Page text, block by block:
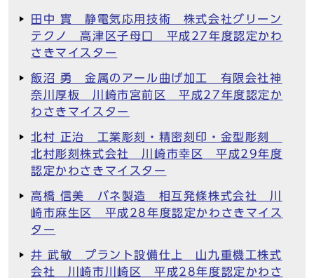
田中 實 静電気応用技術 株式会社グリーン
テクノ 高津区子母口 平成27年度認定かわ
さきマイスター
飯沼 勇 金属のアール曲げ加工 有限会社神
奈川厚板 川崎市宮前区 平成27年度認定か
わさきマイスター
北村 正治 工業彫刻・精密刻印・金型彫刻
北村彫刻株式会社 川崎市幸区 平成29年度
認定かわさきマイスター
高橋 信美 バネ製造 相互発條株式会社 川
崎市麻生区 平成28年度認定かわさきマイス
ター
井 武敏 プラント設備仕上 山九重機工株式
会社 川崎市川崎区 平成28年度認定かわさ